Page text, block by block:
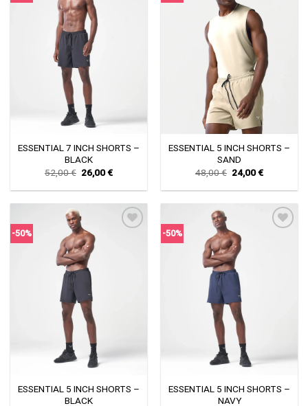
ESSENTIAL 7 INCH SHORTS –
BLACK
52,00€ Original
price
was:
26,00€Current
is:
Πρόσθήκη
στην λίστα
επιθυμιών
ESSENTIAL 5 INCH SHORTS –
SAND
48,00€ Original
price
was:
24,00€Current
is:
-50%
ESSENTIAL 5 INCH SHORTS –
BLACK
-50%
ESSENTIAL 5 INCH SHORTS –
NAVY